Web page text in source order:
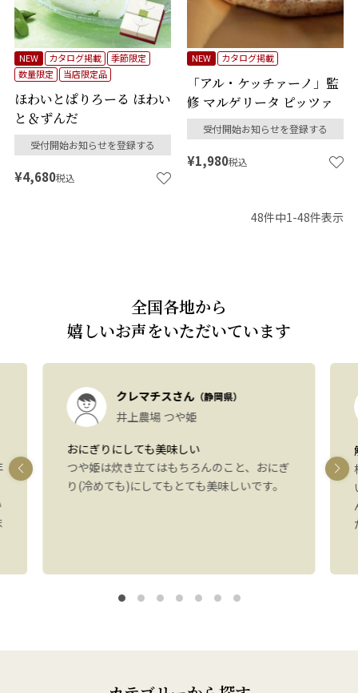
ほわいとぱりろーる ほわい
と＆ずんだ
NEW カタログ掲載
季節限定
数量限定
当店限定品
受付開始お知らせを登録する
¥4,680税込
「アル・ケッチァーノ」監
修 マルゲリータ ピッツァ
NEW カタログ掲載
受付開始お知らせを登録する
¥1,980税込
48件中1-48件表示
全国各地から
嬉しいお声をいただいています
クレマチスさん（静岡県）
井上農場 つや姫
おにぎりにしても美味しい
つや姫は炊き立てはもちろんのこと、おにぎ
り(冷めても)にしてもとても美味しいです。